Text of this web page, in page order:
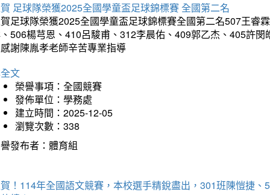
足球隊榮獲2025全國學童盃足球錦標賽 全國第二名
足球隊榮獲2025全國學童盃足球錦標賽全國第二名507王睿
506楊芎恩、410呂駿甫、312李晨佑、409郭乙杰、405許
謝陳胤孝老師辛苦專業指導
文
榮譽事項：全國競賽
發佈單位：學務處
建立時間：2025-12-05
瀏覽次數：338
發布者：體育組
！114年全國語文競賽，本校選手精銳盡出，301班陳愷捷